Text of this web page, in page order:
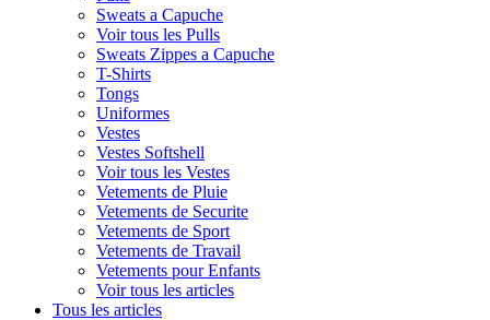
Sweats a Capuche
Voir tous les Pulls
Sweats Zippes a Capuche
T-Shirts
Tongs
Uniformes
Vestes
Vestes Softshell
Voir tous les Vestes
Vetements de Pluie
Vetements de Securite
Vetements de Sport
Vetements de Travail
Vetements pour Enfants
Voir tous les articles
Tous les articles